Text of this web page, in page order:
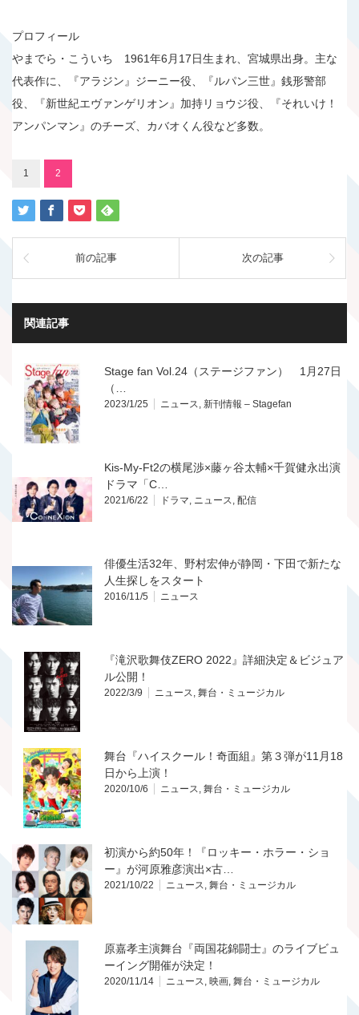
プロフィール
やまでら・こういち 1961年6月17日生まれ、宮城県出身。主な
代表作に、『アラジン』ジーニー役、『ルパン三世』銭形警部
役、『新世紀エヴァンゲリオン』加持リョウジ役、『それいけ！
アンパンマン』のチーズ、カバオくん役など多数。
1 2
前の記事 次の記事
関連記事
Stage fan Vol.24（ステージファン） 1月27日
（…
2023/1/25 ニュース, 新刊情報 – Stagefan
Kis-My-Ft2の横尾渉×藤ヶ谷太輔×千賀健永出演
ドラマ「C…
2021/6/22 ドラマ, ニュース, 配信
俳優生活32年、野村宏伸が静岡・下田で新たな
人生探しをスタート
2016/11/5 ニュース
『滝沢歌舞伎ZERO 2022』詳細決定＆ビジュア
ル公開！
2022/3/9 ニュース, 舞台・ミュージカル
舞台『ハイスクール！奇面組』第３弾が11月18
日から上演！
2020/10/6 ニュース, 舞台・ミュージカル
初演から約50年！『ロッキー・ホラー・ショ
ー』が河原雅彦演出×古…
2021/10/22 ニュース, 舞台・ミュージカル
原嘉孝主演舞台『両国花錦闘士』のライブビュ
ーイング開催が決定！
2020/11/14 ニュース, 映画, 舞台・ミュージカル